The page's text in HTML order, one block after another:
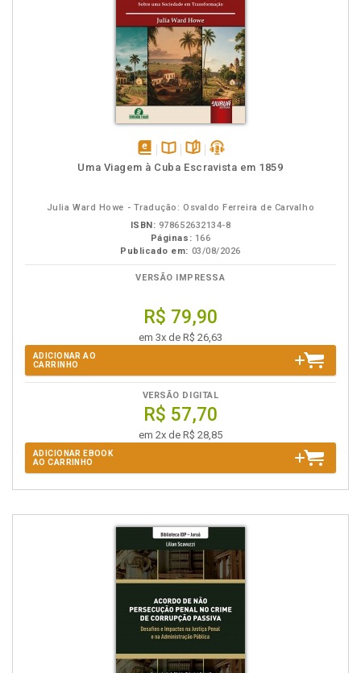
disponívelDisponível
páginaspodcast
Uma Viagem à Cuba Escravista em 1859
Julia Ward Howe - Tradução: Osvaldo Ferreira de Carvalho
ISBN: 978652632134-8
Páginas: 166
Publicado em: 03/08/2026
VERSÃO IMPRESSA
R$ 79,90
em 3x de R$ 26,63
ADICIONAR AO
CARRINHO
VERSÃO DIGITAL
R$ 57,70
em 2x de R$ 28,85
ADICIONAR EBOOK
AO CARRINHO